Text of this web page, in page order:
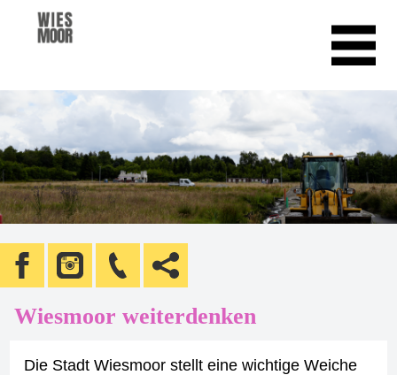
Wiesmoor weiterdenken
Die Stadt Wiesmoor stellt eine wichtige Weiche